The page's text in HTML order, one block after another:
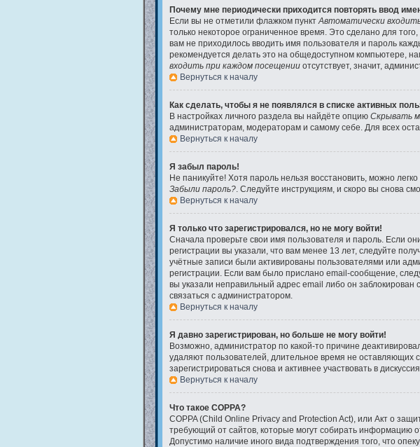
Почему мне периодически приходится повторять ввод
Если вы не отметили флажком пунктАвтоматически
только некоторое ограниченное время. Это сделано для
вам не приходилось вводить имя пользователя и пароль
рекомендуется делать это на общедоступном компьютере,
входить при каждом посещенииотсутствует, значит,
Вернуться к началу
Как сделать, чтобы я не появлялся в списке активных
В настройках личного раздела вы найдёте опцию Скрывать
администраторам, модераторам и самому себе. Для всех
Вернуться к началу
Я забыл пароль!
Не паникуйте! Хотя пароль нельзя восстановить, можно
Забыли пароль?. Следуйте инструкциям, и скоро вы снова
Вернуться к началу
Я только что зарегистрировался, но не могу войти!
Сначала проверьте свои имя пользователя и пароль. Если
регистрации вы указали, что вам менее 13 лет, следуйте
учётные записи были активированы пользователями или
регистрации. Если вам было прислано email-сообщение,
вы указали неправильный адрес email либо он
связаться с администратором.
Вернуться к началу
Я давно зарегистрирован, но больше не могу войти!
Возможно, администратор по какой-то причине
удаляют пользователей, длительное время не
зарегистрироваться снова и активнее участвовать в
Вернуться к началу
Что такое COPPA?
COPPA (Child Online Privacy and Protection Act), или Акт о
требующий от сайтов, которые могут собирать информацию
Допустимо наличие иного вида подтверждения того, что